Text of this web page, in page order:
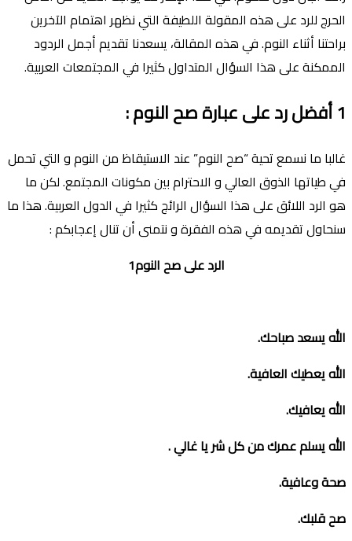
الحرج للرد على هذه المقولة اللطيفة التي نظهر اهتمام الآخرين
براحتنا أثناء النوم. في هذه المقالة، يسعدنا تقديم أجمل الردود
الممكنة على هذا السؤال المتداول كثيرا في المجتمعات العربية.
1أفضل رد على عبارة صح النوم:
غالبا ما نسمع تحية “صح النوم” عند الاستيقاظ من النوم و التي تحمل
في طياتها الذوق العالي و الاحترام بين مكونات المجتمع. لكن ما
هو الرد اللائق على هذا السؤال الرائج كثيرا في الدول العربية. هذا ما
سنحاول تقديمه في هذه الفقرة و نتمنى أن تنال إعجابكم :
الرد على صح النوم1
اللهيسعد صباحك.
الله يعطيك العافية.
الله يعافيك.
الله يسلم عمرك من كل شر يا غالي.
صحة وعافية.
صح قلبك.